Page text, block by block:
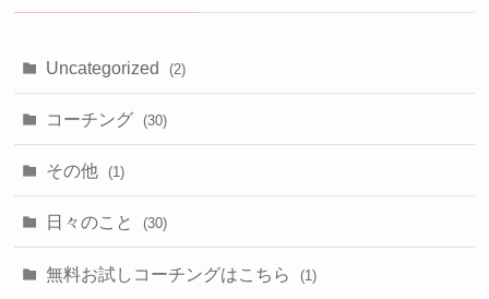
Uncategorized (2)
コーチング (30)
その他 (1)
日々のこと (30)
無料お試しコーチングはこちら (1)